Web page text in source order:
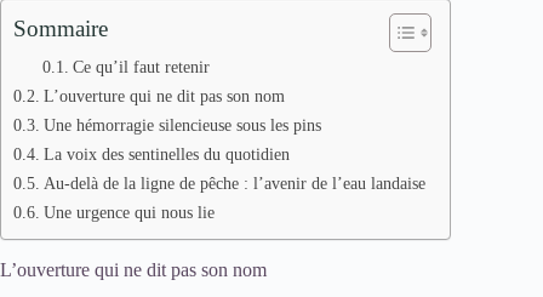
Sommaire
Ce qu’il faut retenir
L’ouverture qui ne dit pas son nom
Une hémorragie silencieuse sous les pins
La voix des sentinelles du quotidien
Au-delà de la ligne de pêche : l’avenir de l’eau landaise
Une urgence qui nous lie
L’ouverture qui ne dit pas son nom